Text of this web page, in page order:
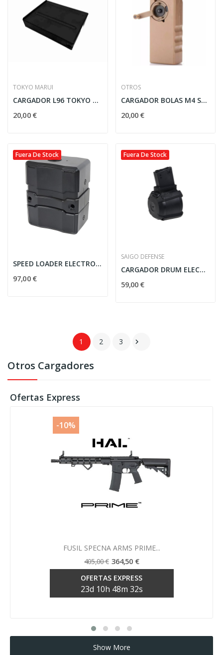
Otros Cargadores
Ofertas Express
Vista rápida
FUSIL SPECNA ARMS PRIME...
405,00 € 364,50 €
OFERTAS EXPRESS
23d 10h 48m 32s
-10%
Show More
TOKYO MARUI
CARGADOR L96 TOKYO MARUI
20,00 €
OTROS
CARGADOR BOLAS M4 SPEED LOADER TICO TICO...
20,00 €
Fuera De Stock
SPEED LOADER ELECTRONICO LAYLAX 1300BB NEGRO
97,00 €
Fuera De Stock
SAIGO DEFENSE
CARGADOR DRUM ELECTRICO M4 1000 RDS NEGRO SAIGO...
59,00 €
1 2 3 